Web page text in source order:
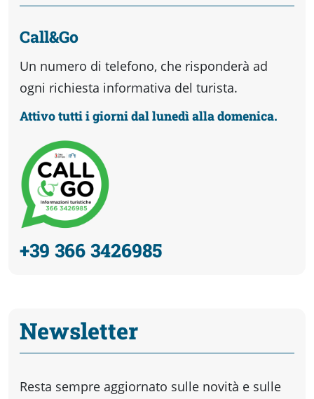
Call&Go
Un numero di telefono, che risponderà ad
ogni richiesta informativa del turista.
Attivo tutti i giorni dal lunedì alla domenica.
+39 366 3426985
Newsletter
Resta sempre aggiornato sulle novità e sulle